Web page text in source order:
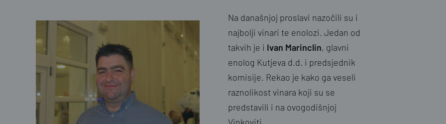
Na današnjoj proslavi nazočili su i
najbolji vinari te enolozi. Jedan od
takvih je i Ivan Marinclin, glavni
enolog Kutjeva d.d. i predsjednik
komisije. Rekao je kako ga veseli
raznolikost vinara koji su se
predstavili i na ovogodišnjoj